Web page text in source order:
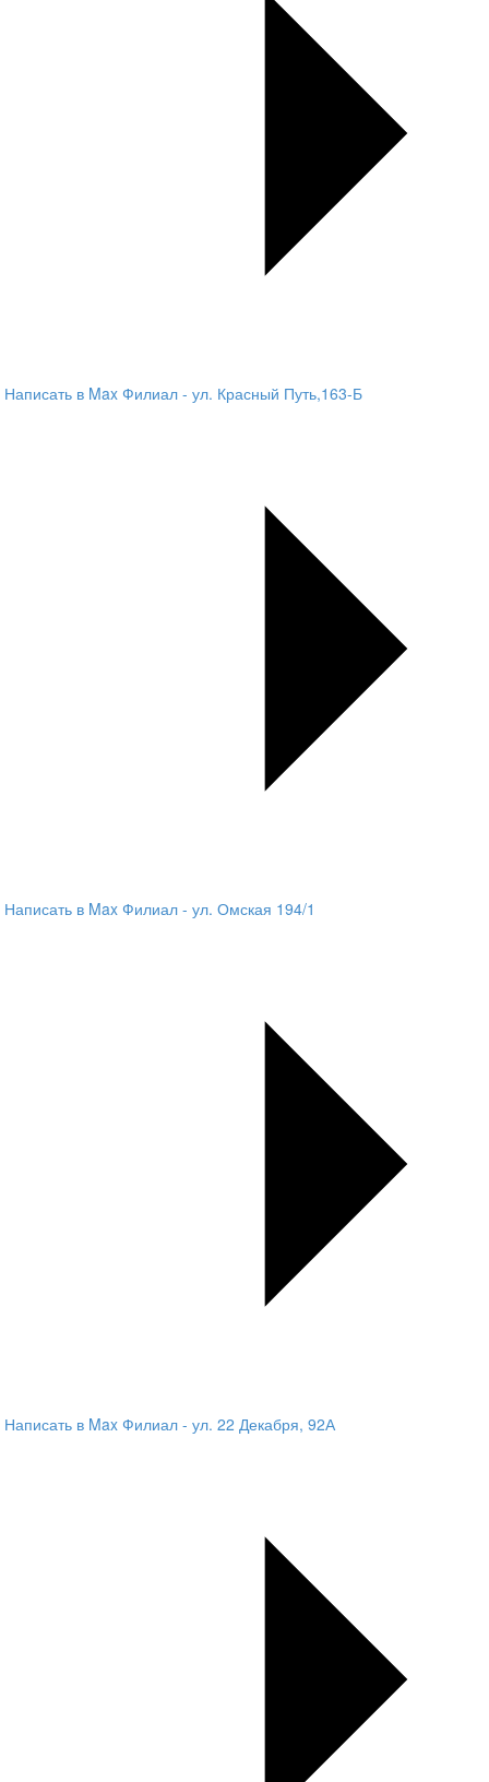
Написать в Max Филиал - ул. Красный Путь,163-Б
Написать в Max Филиал - ул. Омская 194/1
Написать в Max Филиал - ул. 22 Декабря, 92А